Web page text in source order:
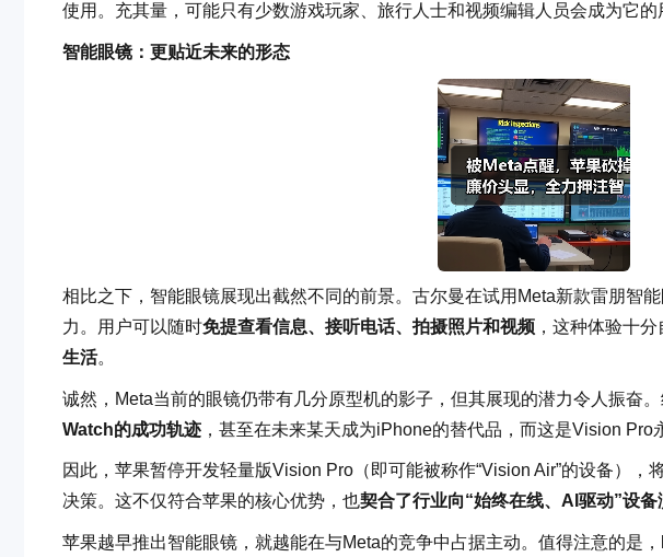
使用。充其量，可能只有少数游戏玩家、旅行人士和视频编辑人员会成为它的
智能眼镜：更贴近未来的形态
相比之下，智能眼镜展现出截然不同的前景。古尔曼在试用Meta新款雷朋智
力。用户可以随时免提查看信息、接听电话、拍摄照片和视频 ，这种体验十分
生活。
诚然，Meta当前的眼镜仍带有几分原型机的影子，但其展现的潜力令人振奋。
Watch的成功轨迹 ，甚至在未来某天成为iPhone的替代品，而这是Vision Pro
因此，苹果暂停开发轻量版Vision Pro（即可能被称作“Vision Air”的设备），
决策。这不仅符合苹果的核心优势，也契合了行业向“始终在线、AI驱动”设
苹果越早推出智能眼镜，就越能在与Meta的竞争中占据主动。值得注意的是，